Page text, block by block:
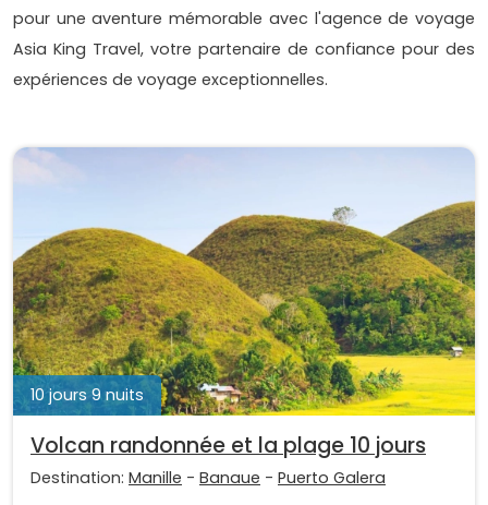
pour une aventure mémorable avec l'agence de voyage
Asia King Travel, votre partenaire de confiance pour des
expériences de voyage exceptionnelles.
10 jours 9 nuits
Volcan randonnée et la plage 10 jours
Destination: Manille - Banaue - Puerto Galera